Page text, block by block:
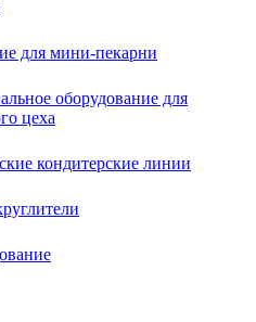
для мини-пекарни
оборудование для
цеха
кондитерские линии